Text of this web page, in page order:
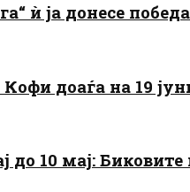
ѝ ја донесе
доаѓа на 19
до 10 мај: